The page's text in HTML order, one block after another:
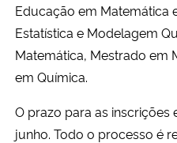
Banco Central do Brasil
Planalto
Educação em Matemática
Estatística e Modelagem
Matemática, Mestrado em
em Química.
O prazo para as inscrições
junho. Todo o processo é